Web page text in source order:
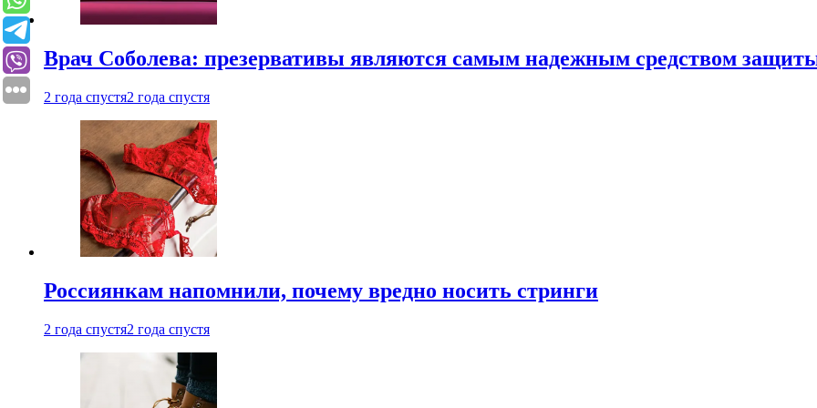
Врач Соболева: презервативы являются самым надежным средством
2 года спустя2 года спустя
Россиянкам напомнили, почему вредно носить стринги
2 года спустя2 года спустя